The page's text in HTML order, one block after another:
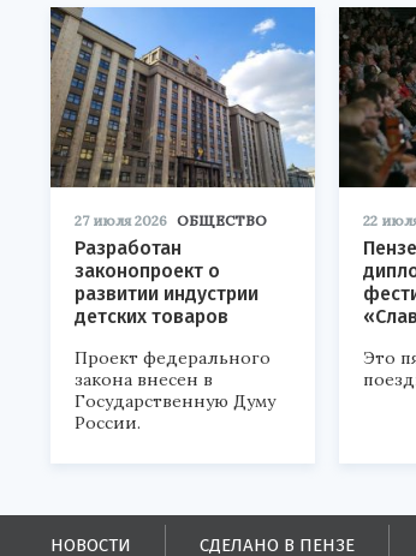
27 июля 2026 ОБЩЕСТВО
Разработан
законопроект о
развитии индустрии
детских товаров
Проект федерального
закона внесен в
Государственную Думу
России.
22
Это
НОВОСТИ СДЕЛАНО В ПЕНЗЕ